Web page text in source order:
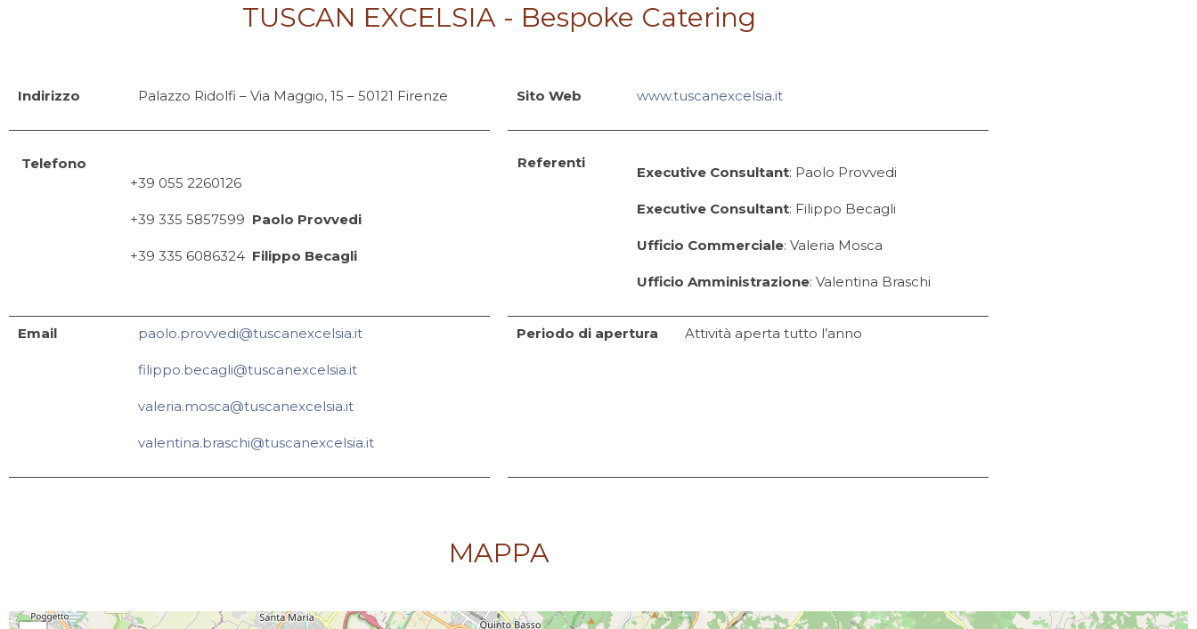
TUSCAN EXCELSIA - Bespoke Catering
Indirizzo Palazzo Ridolfi – Via Maggio, 15 – 50121 Firenze Sito Web www.tuscanexcelsia.it
Telefono
+39 055 2260126
+39 335 5857599 Paolo Provvedi
+39 335 6086324 Filippo Becagli
Referenti
Executive Consultant: Paolo Provvedi
Executive Consultant: Filippo Becagli
Ufficio Commerciale: Valeria Mosca
Ufficio Amministrazione: Valentina Braschi
Email paolo.provvedi@tuscanexcelsia.it
filippo.becagli@tuscanexcelsia.it
valeria.mosca@tuscanexcelsia.it
valentina.braschi@tuscanexcelsia.it
Periodo di apertura Attività aperta tutto l’anno
MAPPA